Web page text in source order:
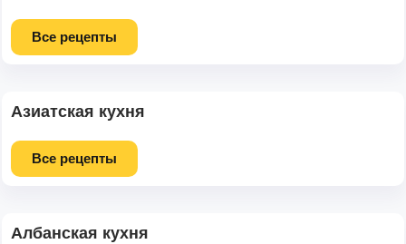
Все рецепты
Азиатская кухня
Все рецепты
Албанская кухня